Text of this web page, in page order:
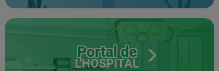
Portal de
L'HOSPITAL